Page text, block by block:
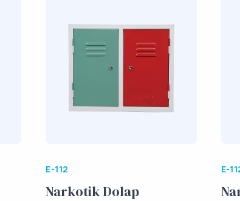
E-112
Narkotik Dolap
E-